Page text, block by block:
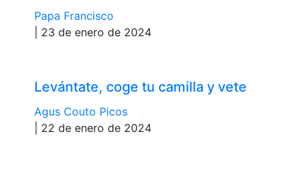
Papa Francisco
| 23 de enero de 2024
Levántate, coge tu camilla y vete
Agus Couto Picos
| 22 de enero de 2024